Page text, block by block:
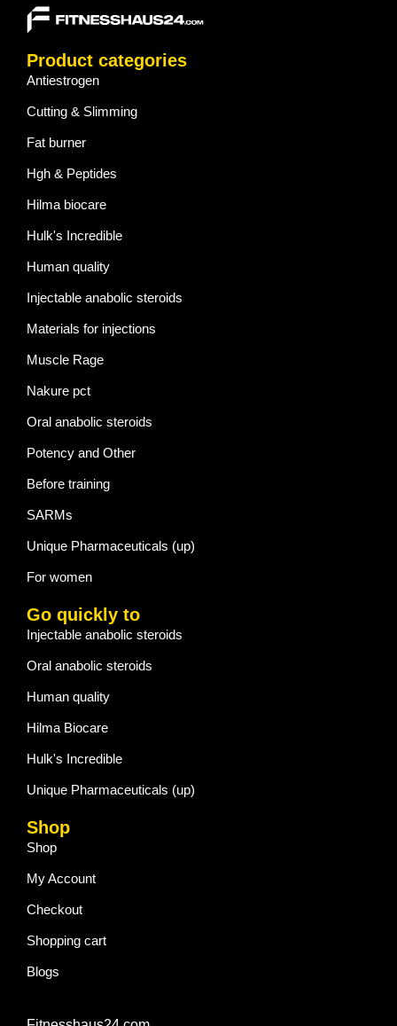
Product categories
Antiestrogen
Cutting & Slimming
Fat burner
Hgh & Peptides
Hilma biocare
Hulk's Incredible
Human quality
Injectable anabolic steroids
Materials for injections
Muscle Rage
Nakure pct
Oral anabolic steroids
Potency and Other
Before training
SARMs
Unique Pharmaceuticals (up)
For women
Go quickly to
Injectable anabolic steroids
Oral anabolic steroids
Human quality
Hilma Biocare
Hulk's Incredible
Unique Pharmaceuticals (up)
Shop
Shop
My Account
Checkout
Shopping cart
Blogs